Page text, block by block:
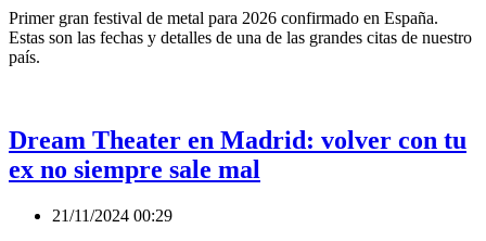
Primer gran festival de metal para 2026 confirmado en España.
Estas son las fechas y detalles de una de las grandes citas de nuestro
país.
Dream Theater en Madrid: volver con tu
ex no siempre sale mal
21/11/2024 00:29